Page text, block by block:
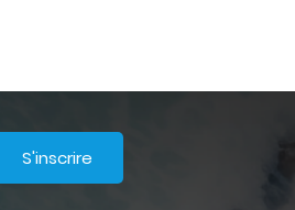
S'inscrire